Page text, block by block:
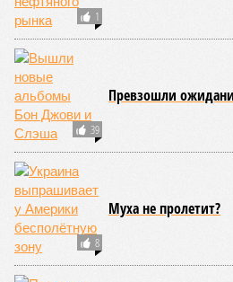
but…«Я не русский/русская, но…»
американцы, испанцы, японцы и
исполнять на русском языке
А чего стоит недавний ИИ-трюк с
помощью нейросети заставили
занял первое место в мировом
200, собрав восторженные
что делают эти русские!
А ведь из таких мелочей и
стране. То, что мультики с
чем политики своими речами,
известно. Но заявлять о том, что
всё русское, конечно, намного
формировать нужный имидж.